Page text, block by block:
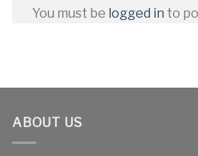
You must be logged in to
ABOUT US